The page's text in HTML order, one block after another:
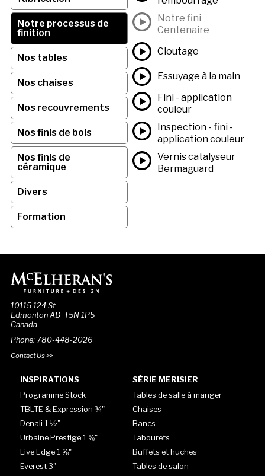
Notre processus de
finition
Nos tables
Nos chaises
Nos recouvrements
Nos finis de bois
Nos finis de
céramique
Divers
Formation
Notre fini
Centenaire
Cloutage
Essuyage à la main
Fini - application
couleur
Inspection - fini -
application couleur
Vernis catalyseur
Bermaguard
10115 124 St
Edmonton AB T5N 1P5
Canada
Phone: 780-448-2026
Contact Us >>
INSPIRATIONS
Programme Stock
TBLTE & Expression ¾"
Denali 1 ½"
Urbaine Prestige 1 ⅝"
Live Edge 1 ⅝"
Everest 3"
SÉRIE MERISIER
Tables de salle à manger
Chaises
Bancs
Tabourets
Buffets et huches
Tables de salon